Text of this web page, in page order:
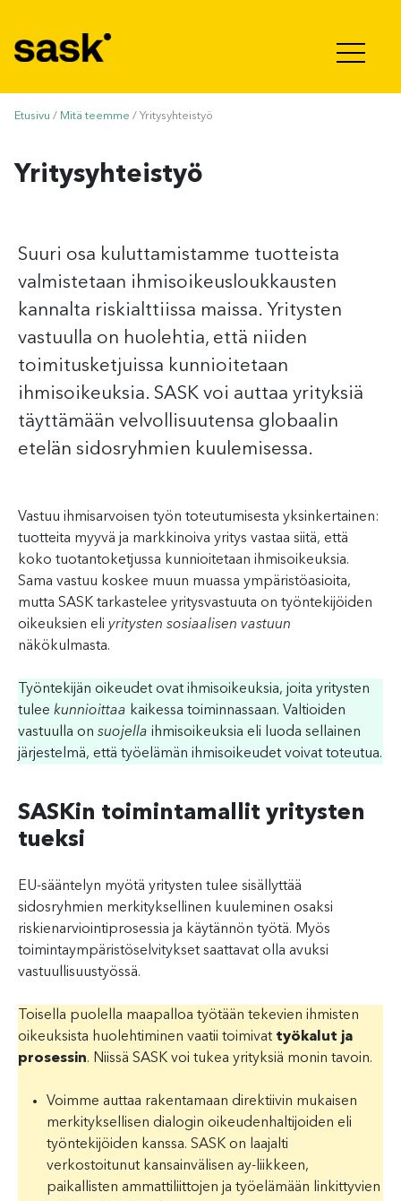
Etusivu / Mitä teemme / Yritysyhteistyö
Yritysyhteistyö
Suuri osa kuluttamistamme tuotteista
valmistetaan ihmisoikeusloukkausten
kannalta riskialttiissa maissa. Yritysten
vastuulla on huolehtia, että niiden
toimitusketjuissa kunnioitetaan
ihmisoikeuksia. SASK voi auttaa yrityksiä
täyttämään velvollisuutensa globaalin
etelän sidosryhmien kuulemisessa.
Vastuu ihmisarvoisen työn toteutumisesta yksinkertainen:
tuotteita myyvä ja markkinoiva yritys vastaa siitä, että
koko tuotantoketjussa kunnioitetaan ihmisoikeuksia.
Sama vastuu koskee muun muassa ympäristöasioita,
mutta SASK tarkastelee yritysvastuuta on työntekijöiden
oikeuksien eli yritysten sosiaalisen vastuun
näkökulmasta.
Työntekijän oikeudet ovat ihmisoikeuksia, joita yritysten
tulee kunnioittaa kaikessa toiminnassaan. Valtioiden
vastuulla on suojella ihmisoikeuksia eli luoda sellainen
järjestelmä, että työelämän ihmisoikeudet voivat toteutua.
SASKin toimintamallit yritysten
tueksi
EU-sääntelyn myötä yritysten tulee sisällyttää
sidosryhmien merkityksellinen kuuleminen osaksi
riskienarviointiprosessia ja käytännön työtä. Myös
toimintaympäristöselvitykset saattavat olla avuksi
vastuullisuustyössä.
Toisella puolella maapalloa työtään tekevien ihmisten
oikeuksista huolehtiminen vaatii toimivat työkalut ja
prosessin. Niissä SASK voi tukea yrityksiä monin tavoin.
Voimme auttaa rakentamaan direktiivin mukaisen
merkityksellisen dialogin oikeudenhaltijoiden eli
työntekijöiden kanssa. SASK on laajalti
verkostoitunut kansainvälisen ay-liikkeen,
paikallisten ammattiliittojen ja työelämään linkittyvien